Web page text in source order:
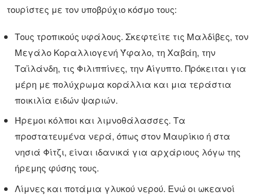
τουρίστες με τον υποβρύχιο κόσμο τους:
Τους τροπικούς υφάλους. Σκεφτείτε τις Μαλδίβες, τον
Μεγάλο Κοραλλιογενή Ύφαλο, τη Χαβάη, την
Ταϊλάνδη, τις Φιλιππίνες, την Αίγυπτο. Πρόκειται για
μέρη με πολύχρωμα κοράλλια και μια τεράστια
ποικιλία ειδών ψαριών.
Ήρεμοι κόλποι και λιμνοθάλασσες. Τα
προστατευμένα νερά, όπως στον Μαυρίκιο ή στα
νησιά Φίτζι, είναι ιδανικά για αρχάριους λόγω της
ήρεμης φύσης τους.
Λίμνες και ποτάμια γλυκού νερού. Ενώ οι ωκεανοί